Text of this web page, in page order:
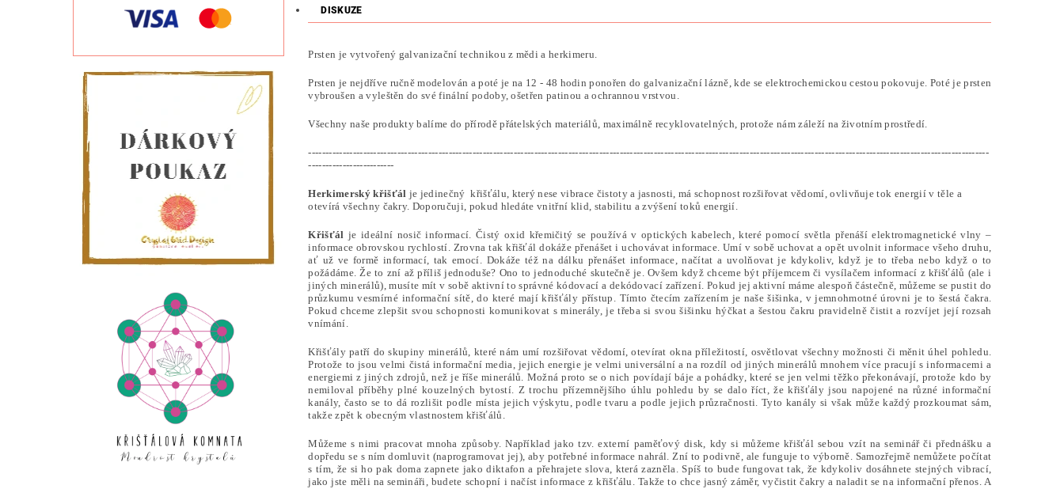
DISKUZE
Prsten je vytvořený galvanizační technikou z mědi a herkimeru.
Prsten je nejdříve ručně modelován a poté je na 12 - 48 hodin ponořen do galvanizační lázně, kde se elektrochemickou cestou pokovuje. Poté je prsten
vybroušen a vyleštěn do své finální podoby, ošetřen patinou a ochrannou vrstvou.
Všechny naše produkty balíme do přírodě přátelských materiálů, maximálně recyklovatelných, protože nám záleží na životním prostředí.
-------------------------------------------------------------------------------------------------------------------------------------------------------------------------------------------------------
-------------------------
Herkimerský křišťál je jedinečný křišťálu, který nese vibrace čistoty a jasnosti, má schopnost rozšiřovat vědomí, ovlivňuje tok energií v těle a
otevírá všechny čakry. Doporučuji, pokud hledáte vnitřní klid, stabilitu a zvýšení toků energií.
Křišťál je ideální nosič informací. Čistý oxid křemičitý se používá v optických kabelech, které pomocí světla přenáší elektromagnetické vlny –
informace obrovskou rychlostí. Zrovna tak křišťál dokáže přenášet i uchovávat informace. Umí v sobě uchovat a opět uvolnit informace všeho druhu,
ať už ve formě informací, tak emocí. Dokáže též na dálku přenášet informace, načítat a uvolňovat je kdykoliv, když je to třeba nebo když o to
požádáme. Že to zní až příliš jednoduše? Ono to jednoduché skutečně je. Ovšem když chceme být příjemcem či vysílačem informací z křišťálů (ale i
jiných minerálů), musíte mít v sobě aktivní to správné kódovací a dekódovací zařízení. Pokud jej aktivní máme alespoň částečně, můžeme se pustit do
průzkumu vesmírné informační sítě, do které mají křišťály přístup. Tímto čtecím zařízením je naše šišinka, v jemnohmotné úrovni je to šestá čakra.
Pokud chceme zlepšit svou schopnosti komunikovat s minerály, je třeba si svou šišinku hýčkat a šestou čakru pravidelně čistit a rozvíjet její rozsah
vnímání.
Křišťály patří do skupiny minerálů, které nám umí rozšiřovat vědomí, otevírat okna příležitostí, osvětlovat všechny možnosti či měnit úhel pohledu.
Protože to jsou velmi čistá informační media, jejich energie je velmi universální a na rozdíl od jiných minerálů mnohem více pracují s informacemi a
energiemi z jiných zdrojů, než je říše minerálů. Možná proto se o nich povídají báje a pohádky, které se jen velmi těžko překonávají, protože kdo by
nemiloval příběhy plné kouzelných bytostí. Z trochu přízemnějšího úhlu pohledu by se dalo říct, že křišťály jsou napojené na různé informační
kanály, často se to dá rozlišit podle místa jejich výskytu, podle tvaru a podle jejich průzračnosti. Tyto kanály si však může každý prozkoumat sám,
takže zpět k obecným vlastnostem křišťálů.
Můžeme s nimi pracovat mnoha způsoby. Například jako tzv. externí paměťový disk, kdy si můžeme křišťál sebou vzít na seminář či přednášku a
dopředu se s ním domluvit (naprogramovat jej), aby potřebné informace nahrál. Zní to podivně, ale funguje to výborně. Samozřejmě nemůžete počítat
s tím, že si ho pak doma zapnete jako diktafon a přehrajete slova, která zazněla. Spíš to bude fungovat tak, že kdykoliv dosáhnete stejných vibrací,
jako jste měli na semináři, budete schopní i načíst informace z křišťálu. Takže to chce jasný záměr, vyčistit čakry a naladit se na informační přenos. A